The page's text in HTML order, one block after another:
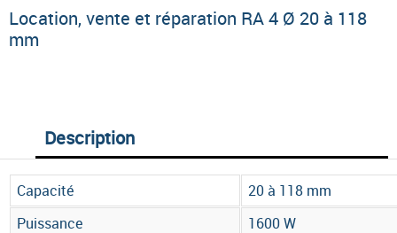
Location, vente et réparation RA 4 Ø 20 à 118
mm
Description
Capacité
20 à 118 mm
Puissance
1600 W